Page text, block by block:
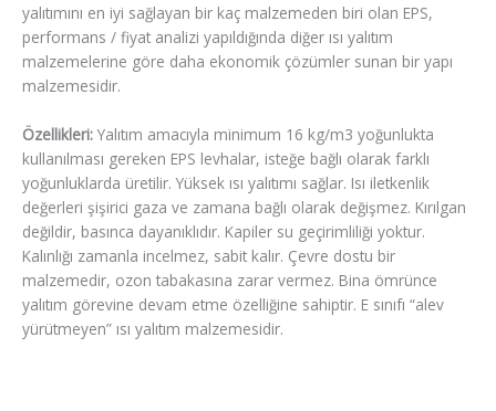
yalıtımını en iyi sağlayan bir kaç malzemeden biri olan EPS,
performans / fiyat analizi yapıldığında diğer ısı yalıtım
malzemelerine göre daha ekonomik çözümler sunan bir yapı
malzemesidir.
Özellikleri: Yalıtım amacıyla minimum 16 kg/m3 yoğunlukta
kullanılması gereken EPS levhalar, isteğe bağlı olarak farklı
yoğunluklarda üretilir. Yüksek ısı yalıtımı sağlar. Isı iletkenlik
değerleri şişirici gaza ve zamana bağlı olarak değişmez. Kırılgan
değildir, basınca dayanıklıdır. Kapiler su geçirimliliği yoktur.
Kalınlığı zamanla incelmez, sabit kalır. Çevre dostu bir
malzemedir, ozon tabakasına zarar vermez. Bina ömrünce
yalıtım görevine devam etme özelliğine sahiptir. E sınıfı “alev
yürütmeyen” ısı yalıtım malzemesidir.